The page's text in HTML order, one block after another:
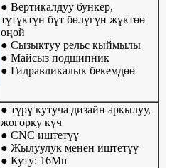
● Вертикалдуу бункер,
түтүктүн бүт бөлүгүн жүктөө
оңой
● Сызыктуу рельс кыймылы
● Майсыз подшипник
● Гидравликалык бекемдөө
● түрү кутуча дизайн аркылуу,
жогорку күч
● CNC иштетүү
● Жылуулук менен иштетүү
● Куту: 16Mn